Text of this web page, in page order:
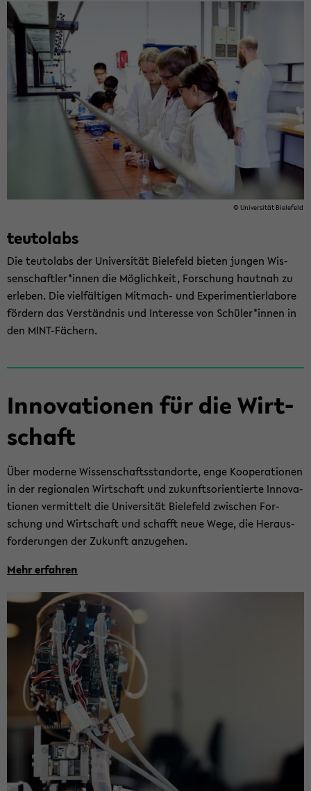
© Uni­ver­si­tät Bie­le­feld
teu­tol­abs
Die teu­tol­abs der Uni­ver­si­tät Bie­le­feld bie­ten jun­gen Wis­
sen­schaft­ler*innen die Mög­lich­keit, For­schung haut­nah zu
er­le­ben. Die viel­fäl­ti­gen Mitmach-​ und Ex­pe­ri­men­tier­la­bo­re
för­dern das Ver­ständ­nis und In­ter­es­se von Schü­ler*innen in
den MINT-​Fächern.
In­no­va­tio­nen für die Wirt­
schaft
Über mo­der­ne Wis­sen­schafts­stand­or­te, enge Ko­ope­ra­tio­nen
in der re­gio­na­len Wirt­schaft und zu­kunfts­ori­en­tier­te In­no­va­
tio­nen ver­mit­telt die Uni­ver­si­tät Bie­le­feld zwi­schen For­
schung und Wirt­schaft und schafft neue Wege, die Her­aus­
for­de­run­gen der Zu­kunft an­zu­ge­hen.
Mehr er­fah­ren